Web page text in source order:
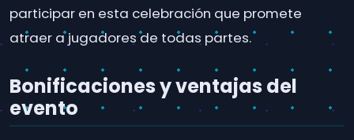
participar en esta celebración que promete
atraer a jugadores de todas partes.
Bonificaciones y ventajas del
evento